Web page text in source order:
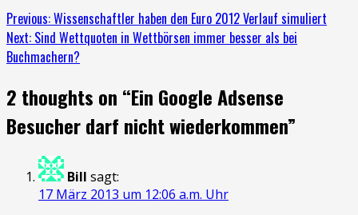
Previous:Wissenschaftler haben den Euro 2012 Verlauf simuliert
Next: Sind Wettquoten in Wettbörsen immer besser als bei
Buchmachern?
2 thoughts on “Ein Google Adsense
Besucher darf nicht wiederkommen”
Bill sagt:
17 März 2013 um 12:06 a.m. Uhr